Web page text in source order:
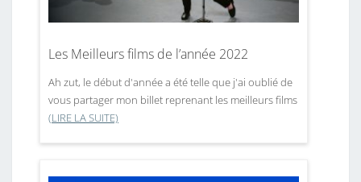
Les Meilleurs films de l’année 2022
Ah zut, le début d'année a été telle que j'ai oublié de
vous partager mon billet reprenant les meilleurs films
(LIRE LA SUITE)